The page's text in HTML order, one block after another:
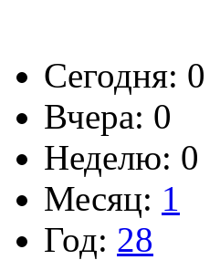
Сегодня: 0
Вчера: 0
Неделю: 0
Месяц: 1
Год: 28